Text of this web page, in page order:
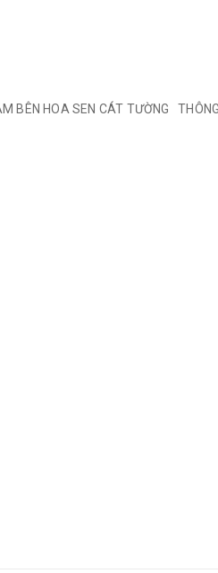
BÊN HOA SEN CÁT TƯỜNG